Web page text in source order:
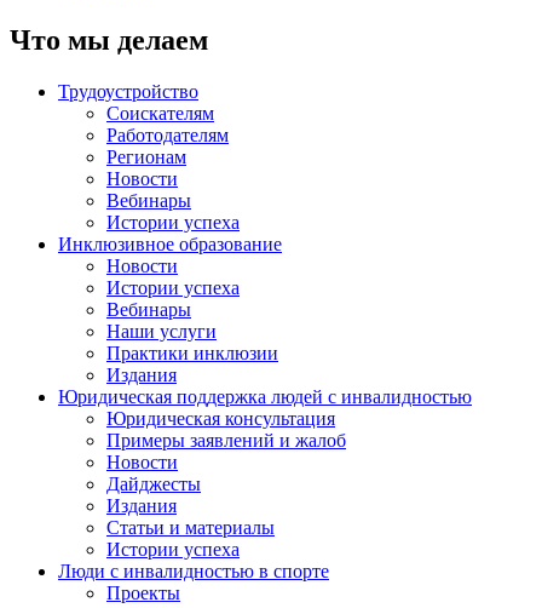
Что мы делаем
Трудоустройство
Соискателям
Работодателям
Регионам
Новости
Вебинары
Истории успеха
Инклюзивное образование
Новости
Истории успеха
Вебинары
Наши услуги
Практики инклюзии
Издания
Юридическая поддержка людей с инвалидностью
Юридическая консультация
Примеры заявлений и жалоб
Новости
Дайджесты
Издания
Статьи и материалы
Истории успеха
Люди с инвалидностью в спорте
Проекты